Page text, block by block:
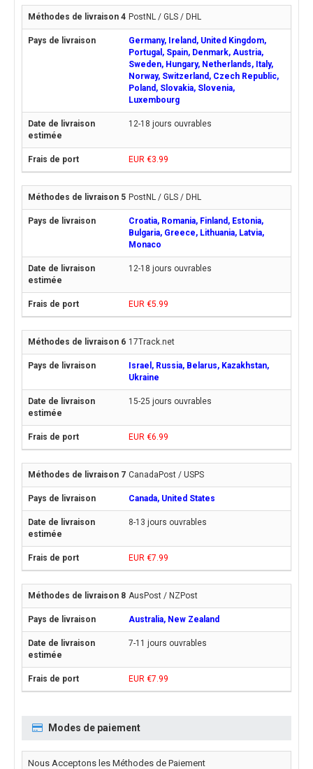
PostNL / GLS / DHL
Germany, Ireland, United Kingdom,
Portugal, Spain, Denmark, Austria,
Sweden, Hungary, Netherlands, Italy,
Norway, Switzerland, Czech Republic,
Poland, Slovakia, Slovenia,
Luxembourg
12-18 jours ouvrables
EUR €3.99
PostNL / GLS / DHL
Croatia, Romania, Finland, Estonia,
Bulgaria, Greece, Lithuania, Latvia,
Monaco
12-18 jours ouvrables
EUR €5.99
17Track.net
Israel, Russia, Belarus, Kazakhstan,
Ukraine
15-25 jours ouvrables
EUR €6.99
CanadaPost / USPS
Canada, United States
8-13 jours ouvrables
EUR €7.99
AusPost / NZPost
Australia, New Zealand
7-11 jours ouvrables
EUR €7.99
Modes de paiement
Nous Acceptons les Méthodes de Paiement